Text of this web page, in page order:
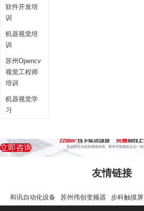
软件开发培
训
机器视觉培
训
苏州Opencv
视觉工程师
培训
机器视觉学
习
立即咨询
友情链接
和讯自动化设备 苏州伟创变频器 步科触摸屏